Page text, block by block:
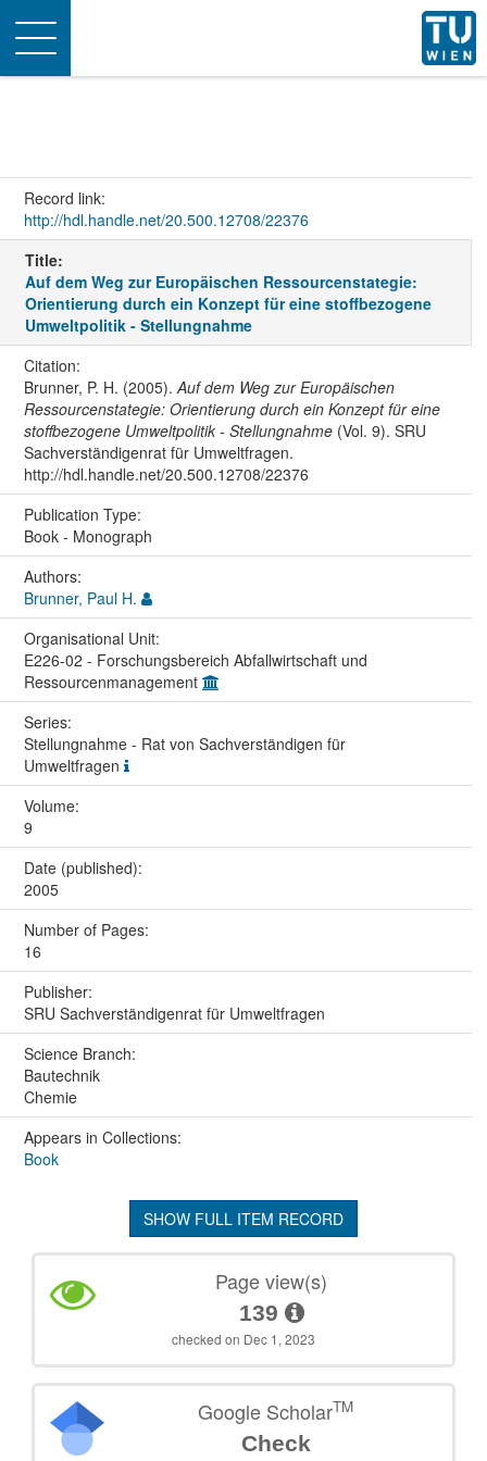
Toggle
navigation
Record link:
http://hdl.handle.net/20.500.12708/22376
Title:
Auf dem Weg zur Europäischen Ressourcenstategie:
Orientierung durch ein Konzept für eine stoffbezogene
Umweltpolitik - Stellungnahme
Citation:
Brunner, P. H. (2005). Auf dem Weg zur Europäischen
Ressourcenstategie: Orientierung durch ein Konzept für eine
stoffbezogene Umweltpolitik - Stellungnahme(Vol. 9). SRU
Sachverständigenrat für Umweltfragen.
http://hdl.handle.net/20.500.12708/22376
Publication Type:
Book - Monograph
Authors:
Brunner, Paul H.
Organisational Unit:
E226-02 - Forschungsbereich Abfallwirtschaft und
Ressourcenmanagement
Series:
Stellungnahme - Rat von Sachverständigen für
Umweltfragen
Volume:
9
Date (published):
2005
Number of Pages:
16
Publisher:
SRU Sachverständigenrat für Umweltfragen
Science Branch:
Bautechnik
Chemie
Appears in Collections:
Book
SHOW FULL ITEM RECORD
Page view(s)
139
checked on Dec 1, 2023
Google ScholarTM
Check